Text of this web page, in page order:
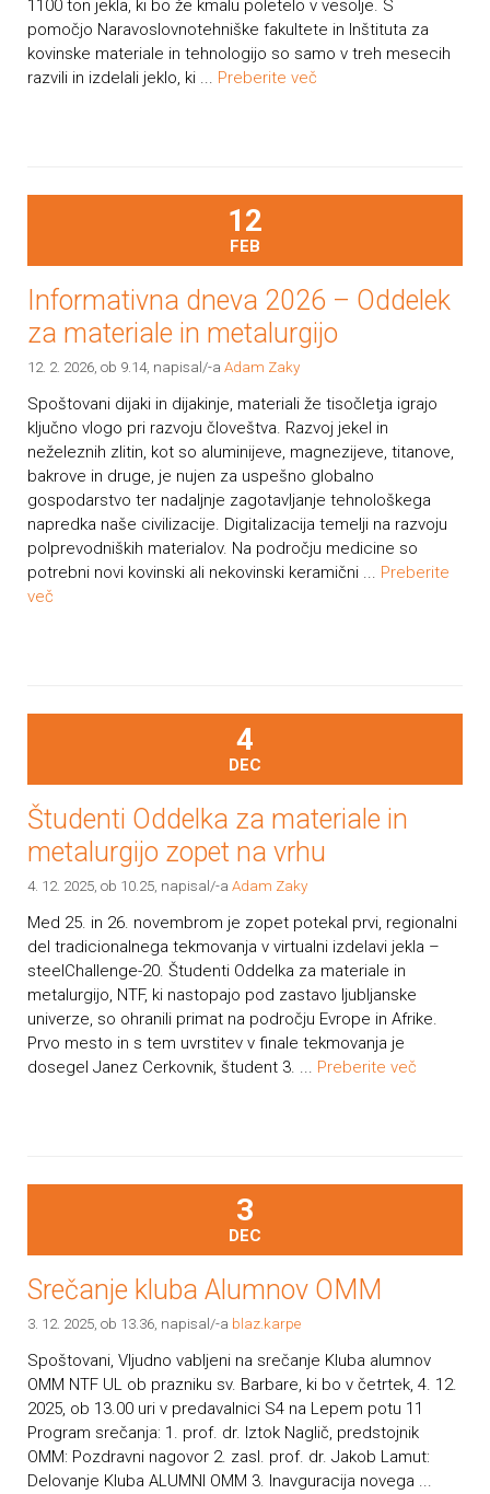
1100 ton jekla, ki bo že kmalu poletelo v vesolje. S
pomočjo Naravoslovnotehniške fakultete in Inštituta za
kovinske materiale in tehnologijo so samo v treh mesecih
razvili in izdelali jeklo, ki ... Preberite več
12
FEB
Informativna dneva 2026 – Oddelek
za materiale in metalurgijo
12. 2. 2026, ob 9.14, napisal/-a Adam Zaky
Spoštovani dijaki in dijakinje, materiali že tisočletja igrajo
ključno vlogo pri razvoju človeštva. Razvoj jekel in
neželeznih zlitin, kot so aluminijeve, magnezijeve, titanove,
bakrove in druge, je nujen za uspešno globalno
gospodarstvo ter nadaljnje zagotavljanje tehnološkega
napredka naše civilizacije. Digitalizacija temelji na razvoju
polprevodniških materialov. Na področju medicine so
potrebni novi kovinski ali nekovinski keramični ... Preberite
več
4
DEC
Študenti Oddelka za materiale in
metalurgijo zopet na vrhu
4. 12. 2025, ob 10.25 , napisal/-a Adam Zaky
Med 25. in 26. novembrom je zopet potekal prvi, regionalni
del tradicionalnega tekmovanja v virtualni izdelavi jekla –
steelChallenge-20. Študenti Oddelka za materiale in
metalurgijo, NTF, ki nastopajo pod zastavo ljubljanske
univerze, so ohranili primat na področju Evrope in Afrike.
Prvo mesto in s tem uvrstitev v finale tekmovanja je
dosegel Janez Cerkovnik, študent 3. ... Preberite več
3
DEC
Srečanje kluba Alumnov OMM
3. 12. 2025, ob 13.36 , napisal/-a blaz.karpe
Spoštovani, Vljudno vabljeni na srečanje Kluba alumnov
OMM NTF UL ob prazniku sv. Barbare, ki bo v četrtek, 4. 12.
2025, ob 13.00 uri v predavalnici S4 na Lepem potu 11
Program srečanja: 1. prof. dr. Iztok Naglič, predstojnik
OMM: Pozdravni nagovor 2. zasl. prof. dr. Jakob Lamut:
Delovanje Kluba ALUMNI OMM 3. Inavguracija novega ...